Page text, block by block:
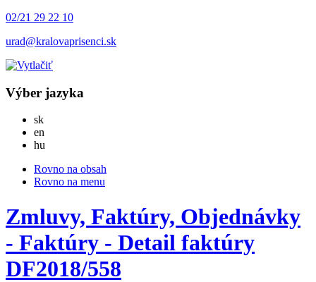
02/21 29 22 10
urad@kralovaprisenci.sk
Výber jazyka
skSlovensky
en
hu
Rovno na obsah
Rovno na menu
Zmluvy, Faktúry, Objednávky
- Faktúry - Detail faktúry
DF2018/558